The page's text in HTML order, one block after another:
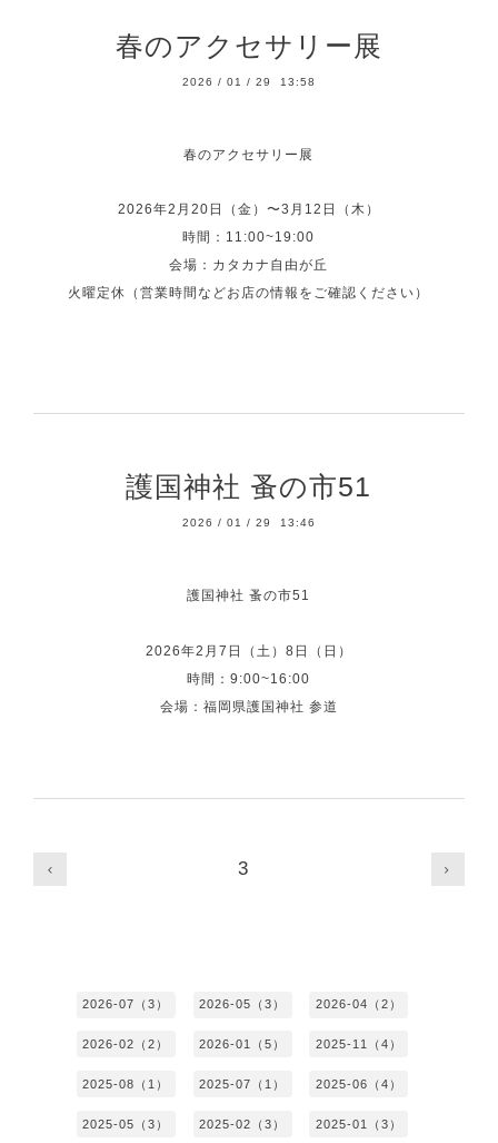
春のアクセサリー展
2026 / 01 / 29 13:58
春のアクセサリー展
2026年2月20日（金）〜3月12日（木）
時間：11:00~19:00
会場： カタカナ自由が丘
火曜定休（営業時間などお店の情報をご確認ください）
護国神社 蚤の市51
2026 / 01 / 29 13:46
護国神社 蚤の市51
2026年2月7日（土）8日（日）
時間：9:00~16:00
会場：福岡県護国神社 参道
3
2026-07（3） 2026-05（3） 2026-04（2）
2026-02（2） 2026-01（5） 2025-11（4）
2025-08（1） 2025-07（1） 2025-06（4）
2025-05（3） 2025-02（3） 2025-01（3）